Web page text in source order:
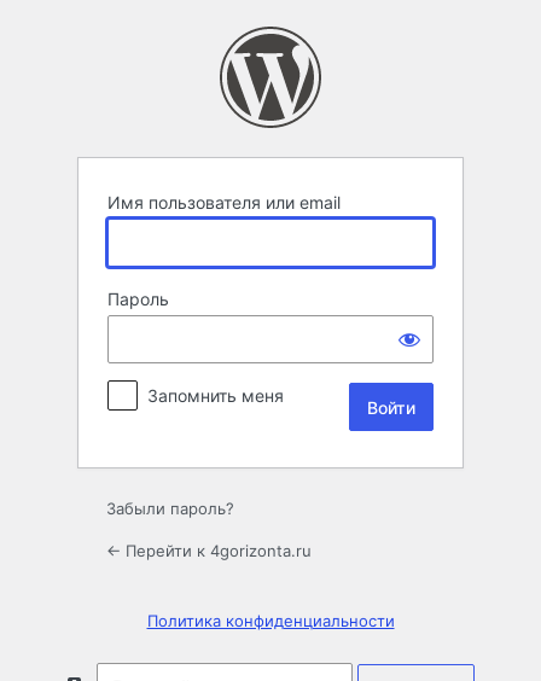
Имя пользователя или email
Пароль
Запомнить меня
Забыли пароль?
← Перейти к 4gorizonta.ru
Политика конфиденциальности